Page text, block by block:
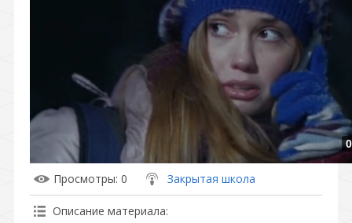
Просмотры: 0 Закрытая школа
Описание материала: